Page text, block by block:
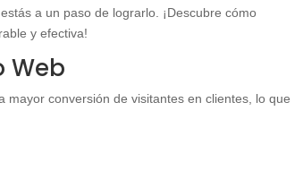
a un paso de lograrlo. ¡Descubre cómo
y efectiva!
Web
conversión de visitantes en clientes, lo que